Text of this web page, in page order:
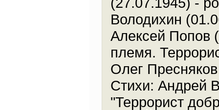
Володихин
Алексей Попов
племя.
Олег
Стихи: Андрей
"Террорист